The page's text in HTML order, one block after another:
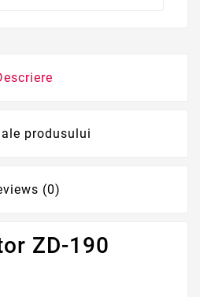
produsului
(0)
ZD-190